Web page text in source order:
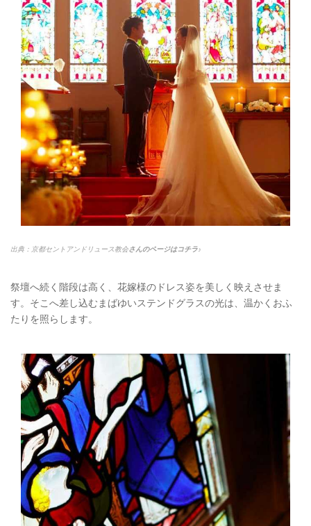
出典：京都セントアンドリュース教会さんのページはコチラ♪
祭壇へ続く階段は高く、花嫁様のドレス姿を美しく映えさせま
す。そこへ差し込むまばゆいステンドグラスの光は、温かくおふ
たりを照らします。